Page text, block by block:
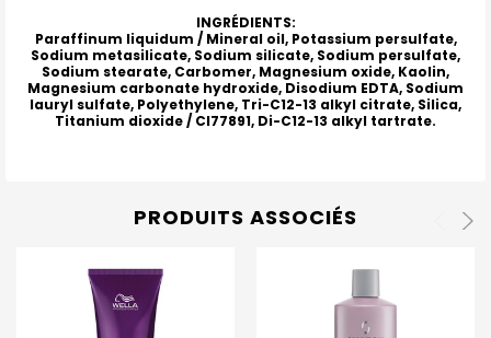
INGRÉDIENTS:
Paraffinum liquidum / Mineral oil, Potassium persulfate,
Sodium metasilicate, Sodium silicate, Sodium persulfate,
Sodium stearate, Carbomer, Magnesium oxide, Kaolin,
Magnesium carbonate hydroxide, Disodium EDTA, Sodium
lauryl sulfate, Polyethylene, Tri-C12-13 alkyl citrate, Silica,
Titanium dioxide / CI77891, Di-C12-13 alkyl tartrate.
PRODUITS ASSOCIÉS